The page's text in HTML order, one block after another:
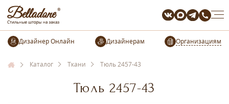
Организациям
Каталог Ткани Тюль 2457-43
Тюль 2457-43